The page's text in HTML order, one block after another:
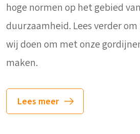
hoge normen op het gebied
duurzaamheid. Lees verder
wij doen om met onze
maken.
Lees meer